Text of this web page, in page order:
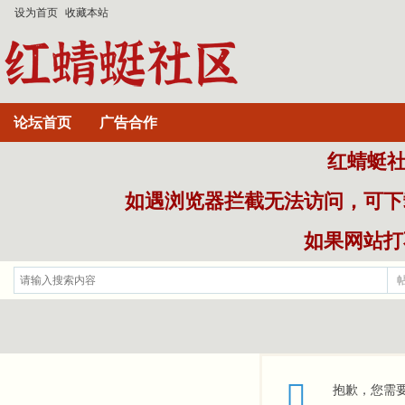
设为首页 收藏本站
论坛首页 广告合作
红蜻蜓
如遇浏览器拦截无法访问，可
如果网站
抱歉，您需